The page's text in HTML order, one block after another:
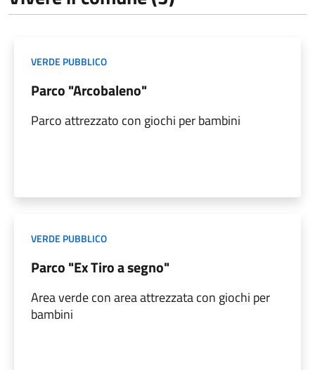
VERDE PUBBLICO
Parco "Arcobaleno"
Parco attrezzato con giochi per bambini
VERDE PUBBLICO
Parco "Ex Tiro a segno"
Area verde con area attrezzata con giochi per
bambini